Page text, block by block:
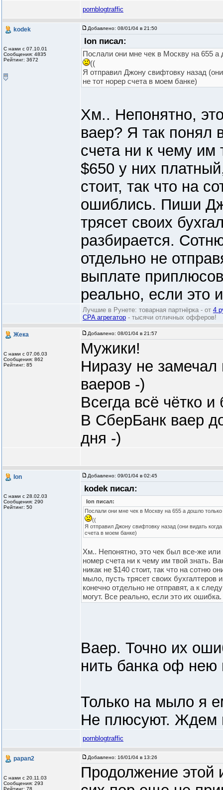
pornblogtraffic
kodek
С нами с 07.10.01
Сообщения: 4835
Рейтинг: 3672
Добавлено: 08/01/04 в 21:50
Ion писал:
Послали они мне чек в Москву на 655 а
((
Я отправил Джону свифтовку назад
не тот норер счета в моем банке)
Хм.. Непонятно,
ваер? Я так понял
счета ни к чему им
$650 у них
стоит, так что на
ошиблись. Пиши
трясет своих
разбирается.
отдельно не
выплате
реально, если это
Лучшие в Рунете: товарная партнёрка - от 4
CPA агрегатор - тысячи отличных офферов!
Жека
С нами с 07.06.03
Сообщения: 862
Рейтинг: 85
Добавлено: 08/01/04 в 21:57
Мужики!
Ниразу не замечал
ваеров -)
Всегда всё чётко и
В СберБанк ваер
дня -)
Ion
С нами с 28.02.03
Сообщения: 290
Рейтинг: 50
Добавлено: 09/01/04 в 02:45
kodek писал:
Ion писал:
Послали они мне чек в Москву на 655 а дошло только
((
Я отправил Джону свифтовку назад (они видать
счета в моем банке)
Хм.. Непонятно, это чек был все-же или
номер счета ни к чему им твой знать.
никак не $140 стоит, так что на сотню
мыло, пусть трясет своих бухгалтеров
конечно отдельно не отправят, а к
могут. Все реально, если это их ошибка.
Ваер. Точно их
нить банка оф нею
Только на мыло я
Не плюсуют. Ждем
pornblogtraffic
papan2
С нами с 20.11.03
Сообщения: 293
Рейтинг: 78
Добавлено: 16/01/04 в 13:26
Продолжение этой